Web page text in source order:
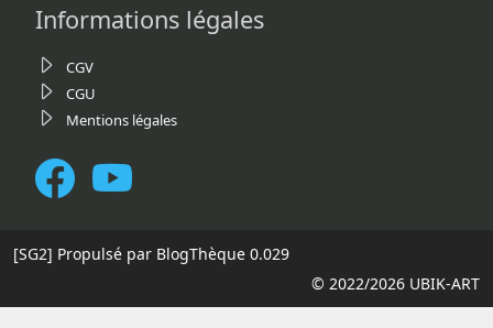
Informations légales
CGV
CGU
Mentions légales
[SG2] Propulsé par BlogThèque 0.029
© 2022/2026 UBIK-ART